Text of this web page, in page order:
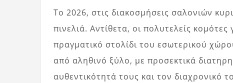
Το 2026, στις διακοσμήσεις σαλονιών
πινελιά. Αντίθετα, οι πολυτελείς
πραγματικό στολίδι του εσωτερικού
από αληθινό ξύλο, με προσεκτικά
αυθεντικότητά τους και τον διαχρονικό